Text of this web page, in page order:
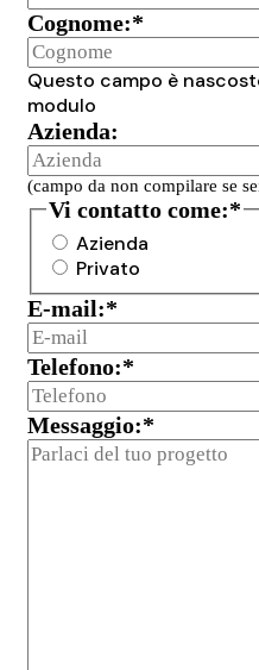
Cognome:*
Questo campo è
modulo
Azienda:
(campo da non compilare se
Vi contatto come:*
Azienda
Privato
E-mail:*
Telefono:*
Messaggio:*